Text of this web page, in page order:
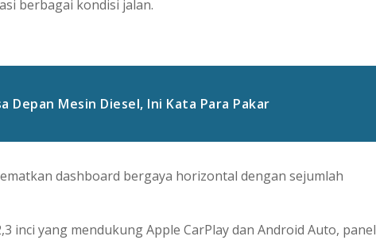
berbagai kondisi jalan.
Depan Mesin Diesel, Ini Kata Para Pakar
dashboard bergaya horizontal dengan sejumlah
inci yang mendukung Apple CarPlay dan Android Auto, panel